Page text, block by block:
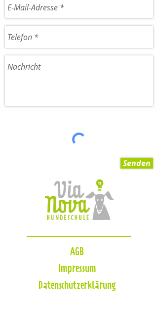
Senden
AGB
Impressum
Datenschutzerklärung